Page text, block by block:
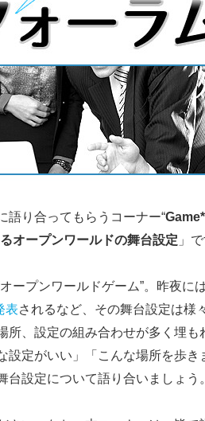
語り合ってもらうコーナー“
オープンワールドの舞台設定 」で
ープンワールドゲーム”。昨夜に
表されるなど、その舞台設定は様
所、設定の組み合わせが多く埋も
設定がいい」「こんな場所を歩き
設定について語り合いましょう。